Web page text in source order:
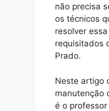
não precisa
os técnicos
resolver
requisitados
Prado.
Neste artigo
manutenção
é o